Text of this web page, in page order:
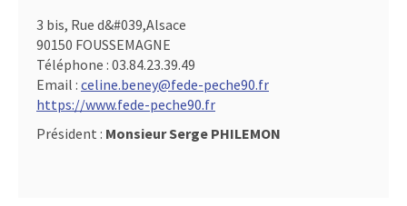
3 bis, Rue d&#039,Alsace
90150 FOUSSEMAGNE
Téléphone : 03.84.23.39.49
Email : celine.beney@fede-peche90.fr
https://www.fede-peche90.fr
Président : Monsieur Serge PHILEMON